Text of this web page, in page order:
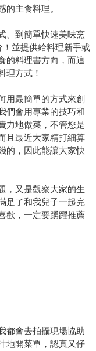
主食料理。
、到簡單快速美味烹
並提供給料理新手或
的料理書方向，而這
理方式！
用最簡單的方式來創
們會用專業的技巧和
力地做菜，不管您是
且最近大家精打細算
的，因此能讓大家快
，又是觀察大家的生
足了和我兒子一起完
歡，一定要踴躍推薦
都會去拍攝現場協助
地開菜單，認真又仔